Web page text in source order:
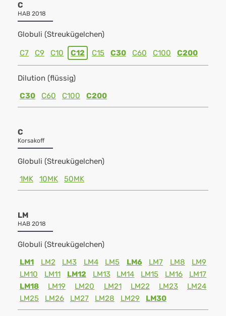
C
HAB 2018
Globuli (Streukügelchen)
C7 C9 C10 C12 C15 C30 C60 C100 C200
Dilution (flüssig)
C30
C60 C100 C200
C
Korsakoff
Globuli (Streukügelchen)
1MK
10MK 50MK
LM
HAB 2018
Globuli (Streukügelchen)
LM1
LM2 LM3 LM4 LM5 LM6 LM7 LM8
LM9
LM10
LM11 LM12 LM13 LM14 LM15 LM16
LM17
LM18
LM19 LM20 LM21 LM22 LM23
LM24
LM25
LM26 LM27 LM28 LM29 LM30